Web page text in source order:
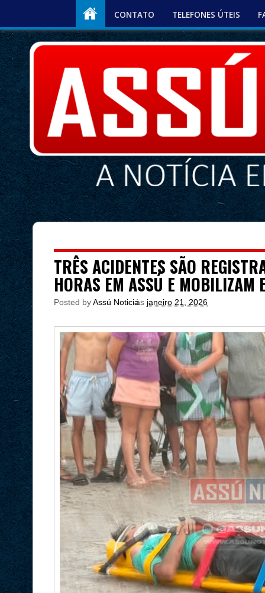
CONTATO TELEFONES ÚTEIS
TRÊS ACIDENTES SÃO
HORAS EM ASSÚ E MOBILIZAM
Posted byAssú Noticia
às janeiro 21, 2026